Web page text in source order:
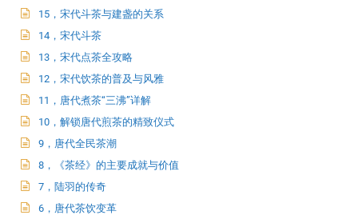
15，宋代斗茶与建盏的关系
14，宋代斗茶
13，宋代点茶全攻略
12，宋代饮茶的普及与风雅
11，唐代煮茶“三沸”详解
10，解锁唐代煎茶的精致仪式
9，唐代全民茶潮
8，《茶经》的主要成就与价值
7，陆羽的传奇
6，唐代茶饮变革